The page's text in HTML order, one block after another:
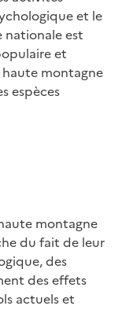
et le
est
et
haute montagne
espèces
montagne
du fait de leur
des
des effets
actuels et